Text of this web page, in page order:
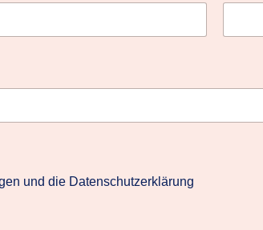
und die Datenschutzerklärung